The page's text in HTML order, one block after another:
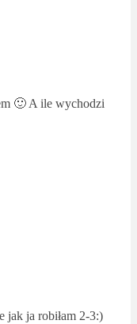
🙂 A ile wychodzi
jak ja robiłam 2-3:)